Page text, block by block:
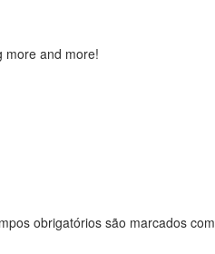
more and more!
obrigatórios são marcados com